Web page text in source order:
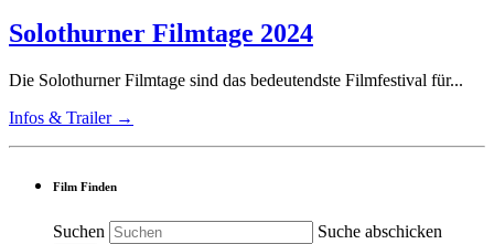
Solothurner Filmtage 2024
Die Solothurner Filmtage sind das bedeutendste Filmfestival für...
Infos & Trailer →
Film Finden
Suchen Suche abschicken